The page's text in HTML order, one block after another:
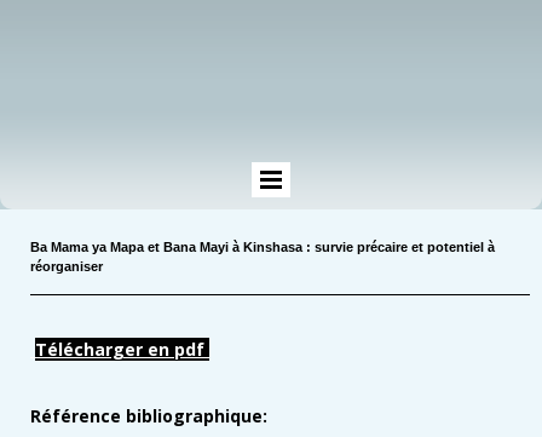
Ba Mama ya Mapa et Bana Mayi à Kinshasa : survie précaire et potentiel à
réorganiser
Télécharger en pdf
Référence bibliographique: